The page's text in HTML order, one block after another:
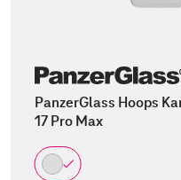
PanzerGlass Hoops
17 Pro Max